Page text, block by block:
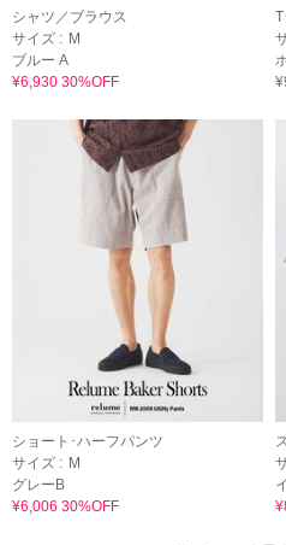
シャツ／ブラウス
サイズ : M
ブルー A
¥6,930 30%OFF
ショート･ハーフパンツ
サイズ : M
グレーB
¥6,006 30%OFF